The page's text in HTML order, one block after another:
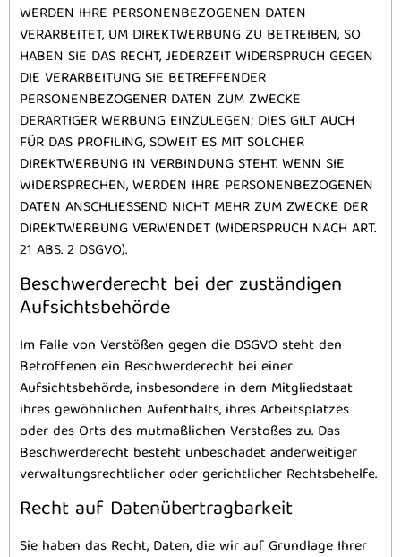
WERDEN IHRE PERSONENBEZOGENEN DATEN
VERARBEITET, UM DIREKTWERBUNG ZU BETREIBEN, SO
HABEN SIE DAS RECHT, JEDERZEIT WIDERSPRUCH GEGEN
DIE VERARBEITUNG SIE BETREFFENDER
PERSONENBEZOGENER DATEN ZUM ZWECKE
DERARTIGER WERBUNG EINZULEGEN; DIES GILT AUCH
FÜR DAS PROFILING, SOWEIT ES MIT SOLCHER
DIREKTWERBUNG IN VERBINDUNG STEHT. WENN SIE
WIDERSPRECHEN, WERDEN IHRE PERSONENBEZOGENEN
DATEN ANSCHLIESSEND NICHT MEHR ZUM ZWECKE DER
DIREKTWERBUNG VERWENDET (WIDERSPRUCH NACH ART.
21 ABS. 2 DSGVO).
Beschwerde­recht bei der zuständigen
Aufsichts­behörde
Im Falle von Verstößen gegen die DSGVO steht den
Betroffenen ein Beschwerderecht bei einer
Aufsichtsbehörde, insbesondere in dem Mitgliedstaat
ihres gewöhnlichen Aufenthalts, ihres Arbeitsplatzes
oder des Orts des mutmaßlichen Verstoßes zu. Das
Beschwerderecht besteht unbeschadet anderweitiger
verwaltungsrechtlicher oder gerichtlicher Rechtsbehelfe.
Recht auf Daten­übertrag­barkeit
Sie haben das Recht, Daten, die wir auf Grundlage Ihrer